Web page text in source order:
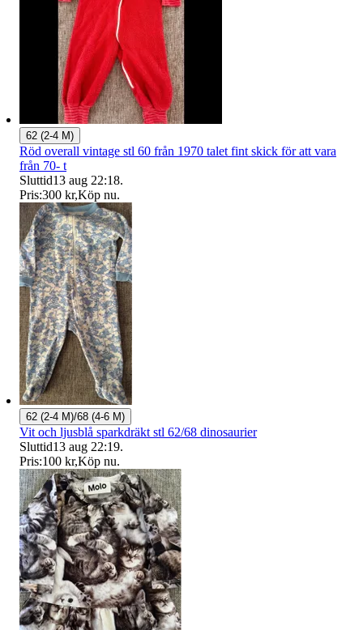
62 (2-4 M)
Röd overall vintage stl 60 från 1970 talet fint skick för att vara
från 70- t
Sluttid13 aug 22:18.
Pris:300 kr,Köp nu.
62 (2-4 M)/68 (4-6 M)
Vit och ljusblå sparkdräkt stl 62/68 dinosaurier
Sluttid13 aug 22:19.
Pris:100 kr,Köp nu.